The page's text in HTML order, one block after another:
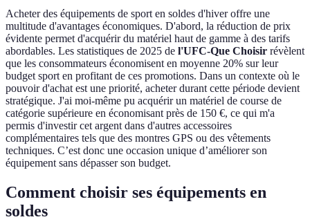
Acheter des équipements de sport en soldes d'hiver offre une
multitude d'avantages économiques. D'abord, la réduction de prix
évidente permet d'acquérir du matériel haut de gamme à des tarifs
abordables. Les statistiques de 2025 de l'UFC-Que Choisir révèlent
que les consommateurs économisent en moyenne 20% sur leur
budget sport en profitant de ces promotions. Dans un contexte où le
pouvoir d'achat est une priorité, acheter durant cette période devient
stratégique. J'ai moi-même pu acquérir un matériel de course de
catégorie supérieure en économisant près de 150 €, ce qui m'a
permis d'investir cet argent dans d'autres accessoires
complémentaires tels que des montres GPS ou des vêtements
techniques. C’est donc une occasion unique d’améliorer son
équipement sans dépasser son budget.
Comment choisir ses équipements en
soldes